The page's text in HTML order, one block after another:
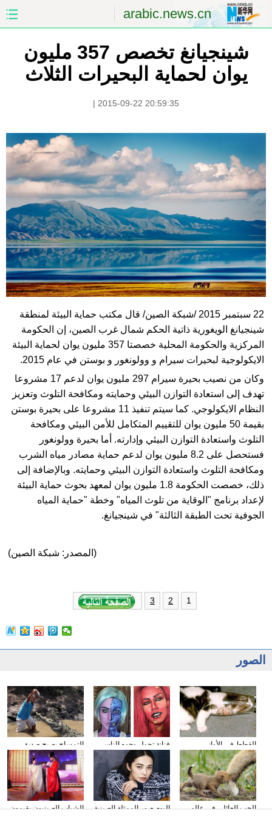
arabic.news.cn
الصين الصفحة الأولى
الشرق الأوسط العالم
العلوم والصحة الثقافة والتعليم
الرياضة السياحة والبيئة
مؤتمر صحفى للخارجية
شينجيانغ تخصص 357 مليون
يوان لحماية البحيرات الثلاث
| 2015-09-22 20:59:35
22 سبتمبر 2015 /شبكة الصين/ قال مكتب حماية البيئة لمنطقة
شينجيانغ الويغورية ذاتية الحكم شمال غرب الصين، إن الحكومة
المركزية والحكومة المحلية خصصتا 357 مليون يوان لحماية البيئة
الايكولوجية لبحيرات سيرام و وولونغور و بوستن في عام 2015.
وكان من نصيب بحيرة سيرام 297 مليون يوان لدعم 17 مشروعا
تهدف إلى استعادة التوازن البيئي وحمايته ومكافحة التلوث وتعزيز
النظام الايكولوجي. كما سيتم تنفيذ 11 مشروعا على بحيرة بوستن
بقيمة 50 مليون يوان للتقييم المتكامل للأمن البيئي ومكافحة
التلوث واستعادة التوازن البيئي وإدارته. أما بحيرة وولونغور
فستحصل على 8.2 مليون يوان لدعم حماية مصادر مياه الشرب
ومكافحة التلوث واستعادة التوازن البيئي وحمايته. وبالإضافة إلى
ذلك، خصصت الحكومة 1.8 مليون يوان لمعهد بحوث حماية البيئة
لإعداد برنامج "الوقاية من تلوث المياه" وخطة "حماية المياه
الجوفية تحت الطبقة الثالثة" في شينجيانغ.
(المصدر: شبكة الصين)
1
2
3
الصور
التمساح يصبح صديق
الناس في كوستا ريكا
فنانة تحول وجوه الناس
إلى الشخصيات الكرتونية
باستخدام الماكياج
القطط في الأواني
الزجاجية
الشباب الصينيون يقيمون
البوم صور الممثلة الصينية
الحب العائلي في عالم